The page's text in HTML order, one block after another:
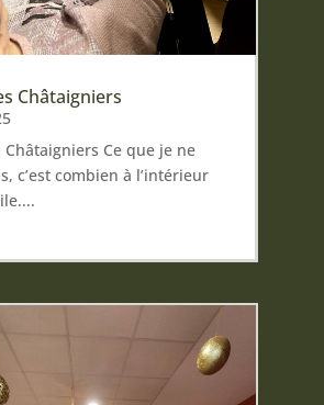
Châtaigniers
Châtaigniers Ce que je ne
c’est combien à l’intérieur